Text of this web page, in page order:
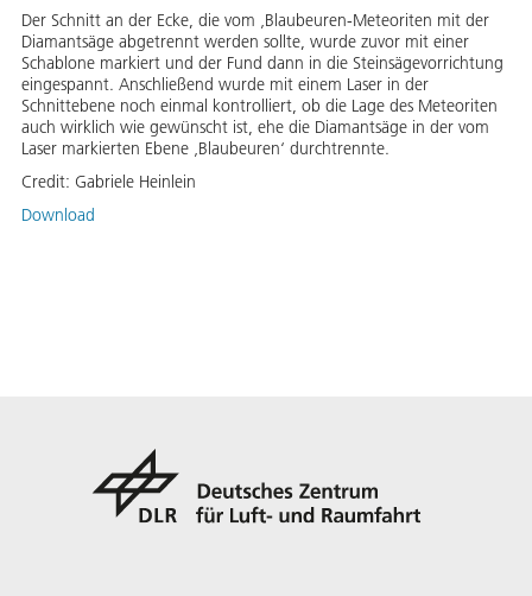
Der Schnitt an der Ecke, die vom ‚Blaubeuren-Meteoriten mit der
Diamantsäge abgetrennt werden sollte, wurde zuvor mit einer
Schablone markiert und der Fund dann in die Steinsägevorrichtung
eingespannt. Anschließend wurde mit einem Laser in der
Schnittebene noch einmal kontrolliert, ob die Lage des Meteoriten
auch wirklich wie gewünscht ist, ehe die Diamantsäge in der vom
Laser markierten Ebene ‚Blaubeuren‘ durchtrennte.
Credit: Gabriele Heinlein
Download